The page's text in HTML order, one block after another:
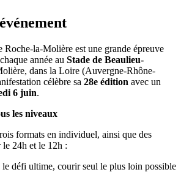
Roche-la-Molière est une grande épreuve
année au Stade de Beaulieu-
dans la Loire (Auvergne-Rhône-
célèbre sa 28e édition avec un
6 juin.
les niveaux
formats en individuel, ainsi que des
24h et le 12h :
le défi ultime, courir seul le plus loin possible